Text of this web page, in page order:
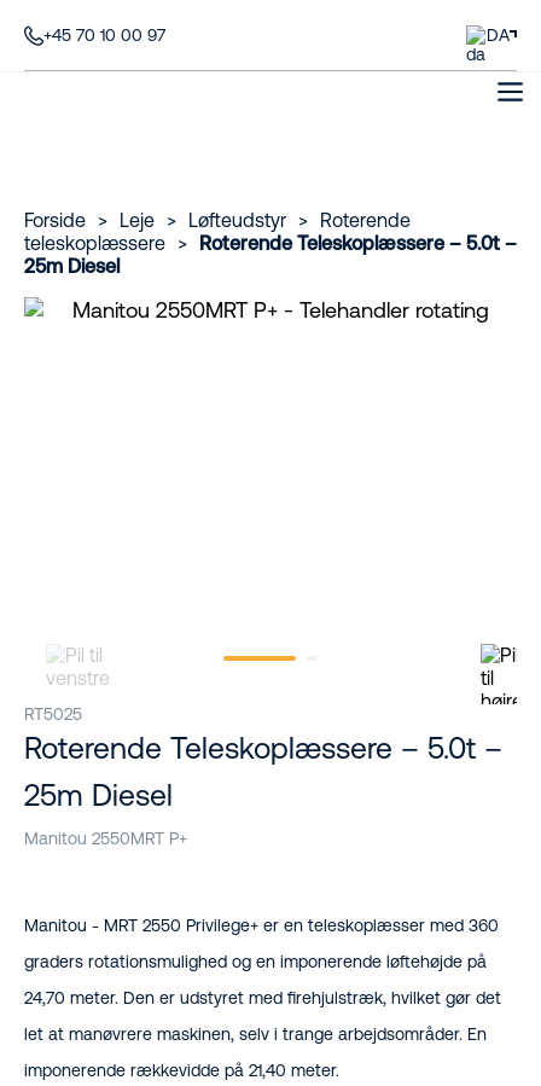
+45 70 10 00 97 DA
Forside > Leje > Løfteudstyr >
Roterende
teleskoplæssere
>
Roterende Teleskoplæssere – 5.0t –
25m Diesel
RT5025
Roterende Teleskoplæssere – 5.0t –
25m Diesel
Manitou 2550MRT P+
Manitou - MRT 2550 Privilege+ er en teleskoplæsser med 360
graders rotationsmulighed og en imponerende løftehøjde på
24,70 meter. Den er udstyret med firehjulstræk, hvilket gør det
let at manøvrere maskinen, selv i trange arbejdsområder. En
imponerende rækkevidde på 21,40 meter.